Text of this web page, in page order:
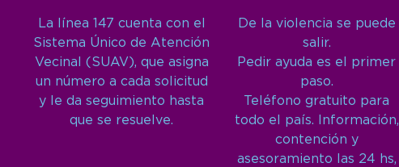
La línea 147 cuenta con el
Sistema Único de Atención
Vecinal (SUAV), que asigna
un número a cada solicitud
y le da seguimiento hasta
que se resuelve.
De la violencia se puede
salir.
Pedir ayuda es el primer
paso.
Teléfono gratuito para
todo el país. Información,
contención y
asesoramiento las 24 hs,